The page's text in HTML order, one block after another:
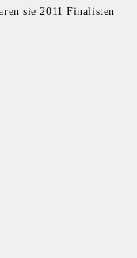
sie 2011 Finalisten